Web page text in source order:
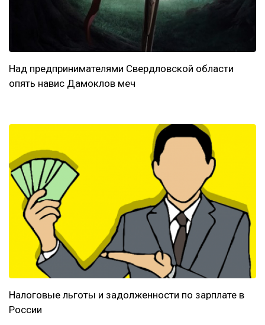
Над предпринимателями Свердловской области
опять навис Дамоклов меч
Налоговые льготы и задолженности по зарплате в
России